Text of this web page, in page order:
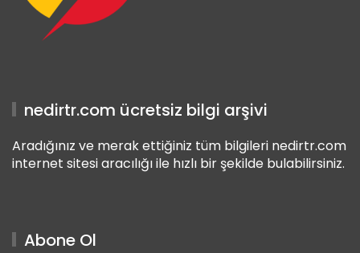
nedirtr.com ücretsiz bilgi arşivi
Aradığınız ve merak ettiğiniz tüm bilgileri nedirtr.com
internet sitesi aracılığı ile hızlı bir şekilde bulabilirsiniz.
Abone Ol